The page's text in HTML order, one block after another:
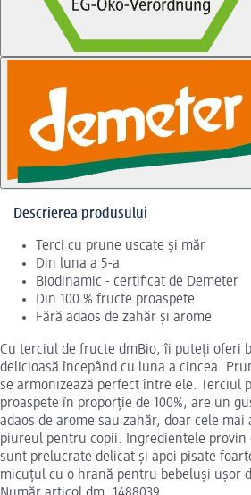
Descrierea produsului
Terci cu prune uscate și măr
Din luna a 5-a
Biodinamic - certificat de Demeter
Din 100 % fructe proaspete
Fără adaos de zahăr și arome
Cu terciul de fructe dmBio, îi puteți oferi
delicioasă începând cu luna a cincea.
se armonizează perfect între ele. Terciul
proaspete în proporție de 100%, are un
adaos de arome sau zahăr, doar cele
piureul pentru copii. Ingredientele
sunt prelucrate delicat și apoi pisate
micuțul cu o hrană pentru bebeluși ușor